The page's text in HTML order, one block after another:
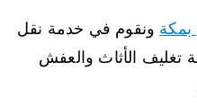
ونقوم في خدمة نقل
الأثاث والعفش